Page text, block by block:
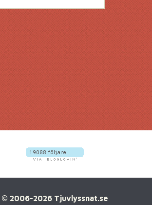
© 2006-2026 Tjuvlyssnat.se